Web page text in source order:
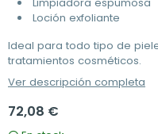
Loción exfoliante
Ideal para todo tipo de
tratamientos cosméticos.
Ver descripción completa
72,08 €